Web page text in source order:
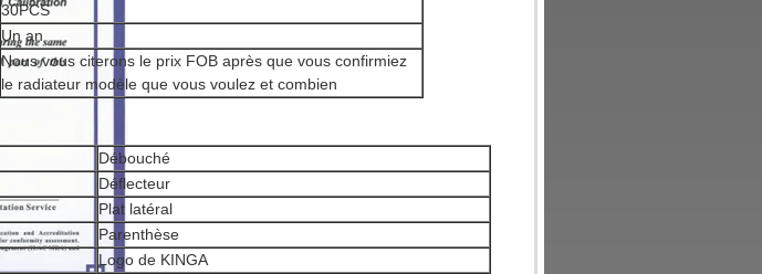
30PCS
Un an
Nous vous citerons le prix FOB après que vous confirmiez
le radiateur modèle que vous voulez et combien
Débouché
Déflecteur
Plat latéral
Parenthèse
Logo de KINGA